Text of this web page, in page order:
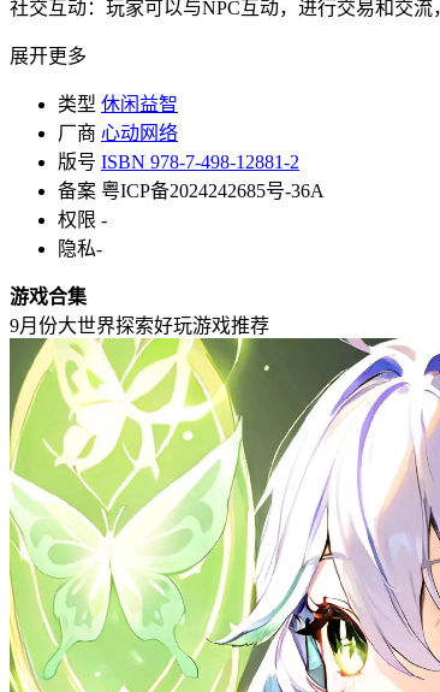
社交互动：玩家可以与NPC互动，进行交易和交流
展开更多
类型 休闲益智
厂商 心动网络
版号 ISBN 978-7-498-12881-2
备案 粤ICP备2024242685号-36A
权限 -
隐私-
游戏合集
9月份大世界探索好玩游戏推荐